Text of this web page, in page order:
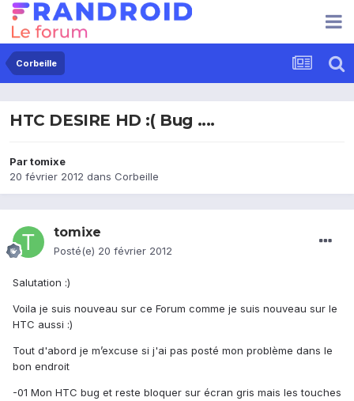
Corbeille
HTC DESIRE HD :( Bug ....
Partomixe
20 février 2012 dans Corbeille
tomixe
Posté(e) 20 février 2012
Salutation :)
Voila je suis nouveau sur ce Forum comme je suis nouveau sur le
HTC aussi :)
Tout d'abord je m’excuse si j'ai pas posté mon problème dans le
bon endroit
-01 Mon HTC bug et reste bloquer sur écran gris mais les touches